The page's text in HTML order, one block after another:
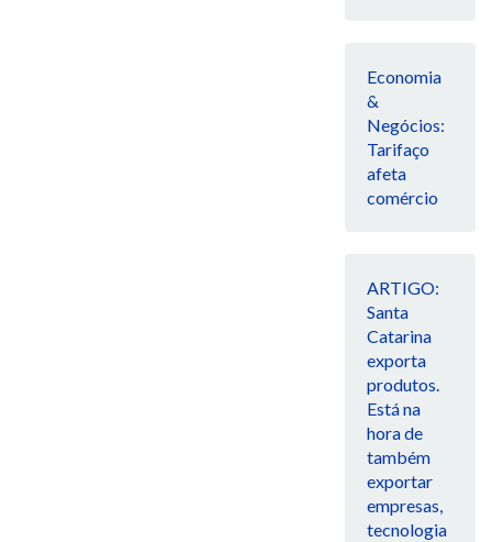
Economia
&
Negócios:
Tarifaço
afeta
comércio
ARTIGO:
Santa
Catarina
exporta
produtos.
Está na
hora de
também
exportar
empresas,
tecnologia